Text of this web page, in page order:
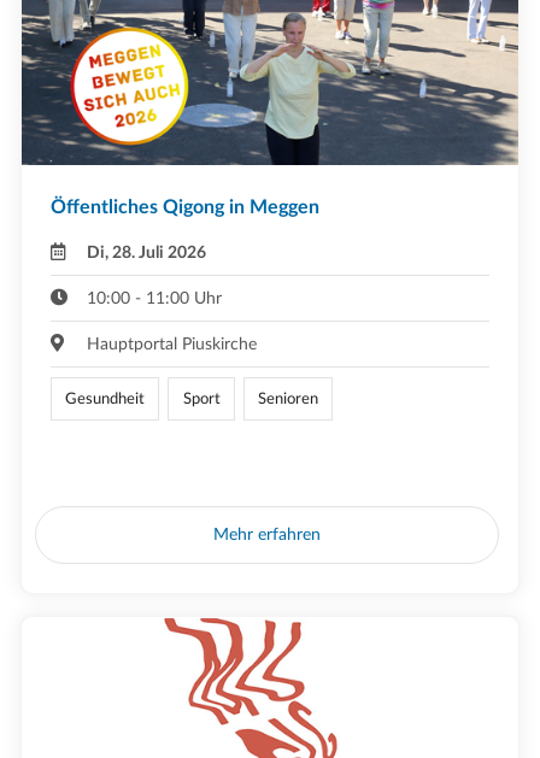
Öffentliches Qigong in Meggen
Di, 28. Juli 2026
10:00 - 11:00 Uhr
Hauptportal Piuskirche
Gesundheit Sport Senioren
Mehr erfahren